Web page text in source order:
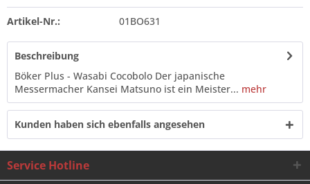
Artikel-Nr.: 01BO631
Beschreibung
Böker Plus - Wasabi Cocobolo Der japanische
Messermacher Kansei Matsuno ist ein Meister... mehr
Kunden haben sich ebenfalls angesehen
Service Hotline